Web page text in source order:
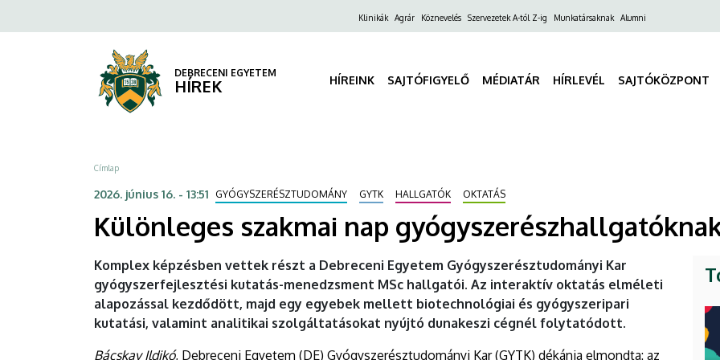
gyógyszerészhallgatóknak
DEBRECENI
EGYETEM
a
FelsőKlinikák Agrár Köznevelés Szervezetek A-tól Z-ig Munkatársaknak Alumni
DEBRECENI EGYETEM
HÍREK HÍREINK SAJTÓFIGYELŐ MÉDIATÁR HÍRLEVÉL SAJTÓKÖZPONT
Morzsa
Címlap
2026. június 16. - 13:51 GYÓGYSZERÉSZTUDOMÁNY GYTK HALLGATÓK OKTATÁS
Különleges szakmai nap
Komplex képzésben vettek részt a Debreceni Egyetem Gyógyszerésztudományi Kar
gyógyszerfejlesztési kutatás-menedzsment MSc hallgatói. Az interaktív oktatás elméleti
alapozással kezdődött, majd egy egyebek mellett biotechnológiai és gyógyszeripari
kutatási, valamint analitikai szolgáltatásokat nyújtó dunakeszi cégnél folytatódott.
Bácskay Ildikó, Debreceni Egyetem (DE) Gyógyszerésztudományi Kar (GYTK) dékánja elmondta: az